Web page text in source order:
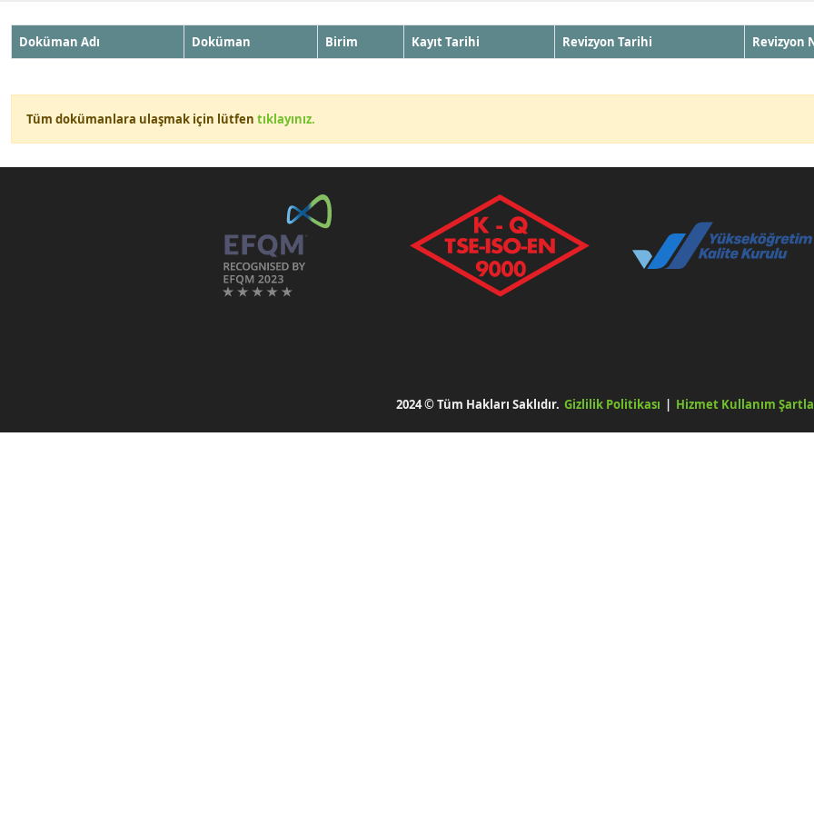
Doküman Adı Doküman Birim Kayıt Tarihi Revizyon Tarihi Revizyon
Tüm dokümanlara ulaşmak için lütfen tıklayınız.
2024 © Tüm Hakları Saklıdır. Gizlilik Politikası | Hizmet Kullanım